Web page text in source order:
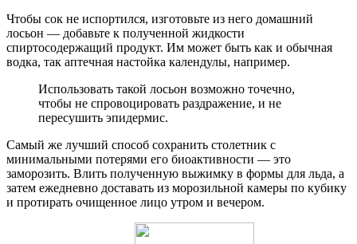
Чтобы сок не испортился, изготовьте из него домашний
лосьон — добавьте к полученной жидкости
спиртосодержащий продукт. Им может быть как и обычная
водка, так аптечная настойка календулы, например.
Использовать такой лосьон возможно точечно,
чтобы не спровоцировать раздражение, и не
пересушить эпидермис.
Самый же лучший способ сохранить столетник с
минимальными потерями его биоактивности — это
заморозить. Влить полученную выжимку в формы для льда, а
затем ежедневно доставать из морозильной камеры по кубику
и протирать очищенное лицо утром и вечером.